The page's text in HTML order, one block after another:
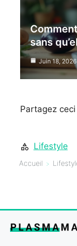
sans
Juin 18, 2026
Partagez ceci
Lifestyle
Accueil